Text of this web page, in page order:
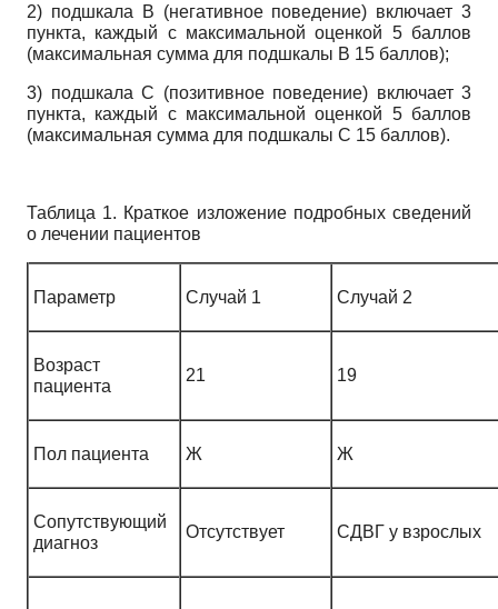
2) подшкала В (негативное поведение) включает 3
пункта, каждый с максимальной оценкой 5 баллов
(максимальная сумма для подшкалы В 15 баллов);
3) подшкала С (позитивное поведение) включает 3
пункта, каждый с максимальной оценкой 5 баллов
(максимальная сумма для подшкалы С 15 баллов).
Таблица 1. Краткое изложение подробных сведений
о лечении пациентов
Параметр Случай 1 Случай 2
Возраст
пациента
21 19
Пол пациента Ж Ж
Сопутствующий
диагноз
Отсутствует СДВГ у взрослых